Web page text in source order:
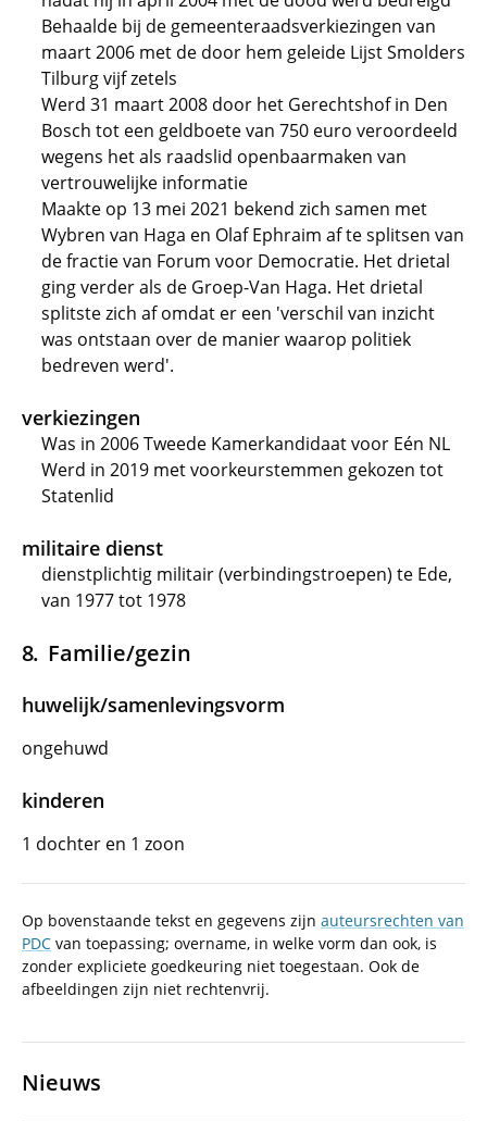
Behaalde bij de gemeenteraadsverkiezingen van
maart 2006 met de door hem geleide Lijst Smolders
Tilburg vijf zetels
Werd 31 maart 2008 door het Gerechtshof in Den
Bosch tot een geldboete van 750 euro veroordeeld
wegens het als raadslid openbaarmaken van
vertrouwelijke informatie
Maakte op 13 mei 2021 bekend zich samen met
Wybren van Haga en Olaf Ephraim af te splitsen van
de fractie van Forum voor Democratie. Het drietal
ging verder als de Groep-Van Haga. Het drietal
splitste zich af omdat er een 'verschil van inzicht
was ontstaan over de manier waarop politiek
bedreven werd'.
verkiezingen
Was in 2006 Tweede Kamerkandidaat voor Eén NL
Werd in 2019 met voorkeurstemmen gekozen tot
Statenlid
militaire dienst
dienstplichtig militair (verbindingstroepen) te Ede,
van 1977 tot 1978
Familie/gezin
huwelijk/samenlevingsvorm
ongehuwd
kinderen
1 dochter en 1 zoon
Op bovenstaande tekst en gegevens zijn auteursrechten van
PDC van toepassing; overname, in welke vorm dan ook, is
zonder expliciete goedkeuring niet toegestaan. Ook de
afbeeldingen zijn niet rechtenvrij.
Nieuws